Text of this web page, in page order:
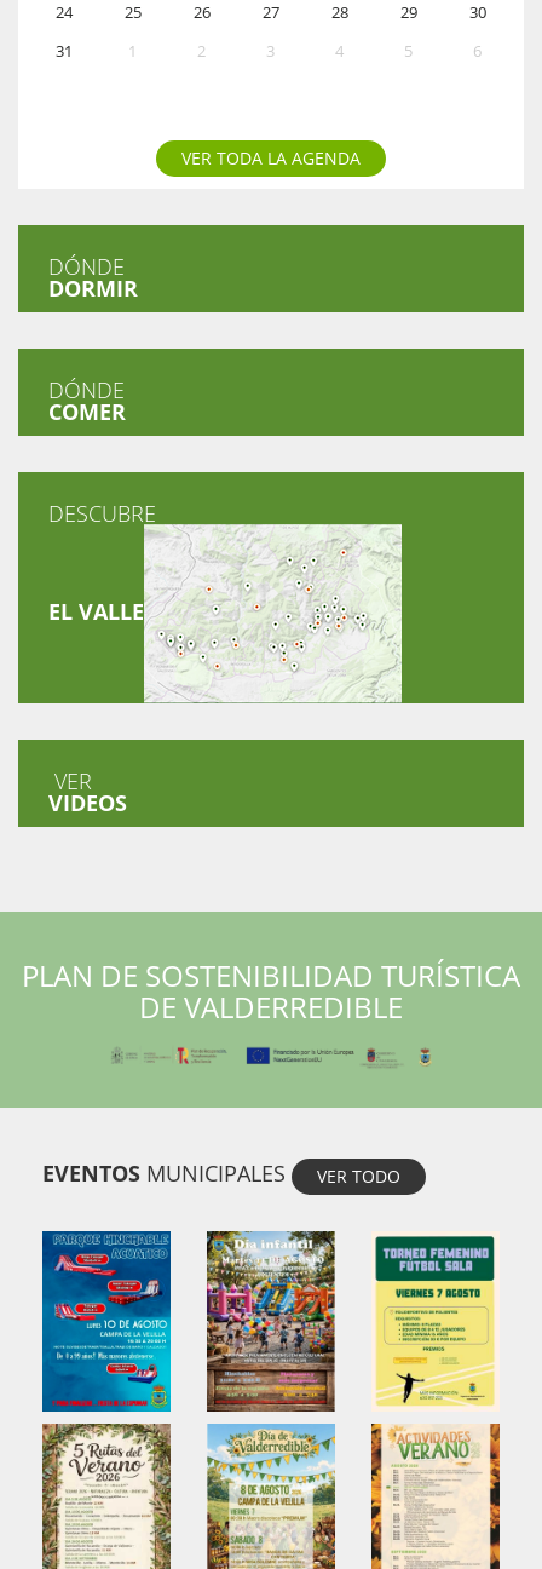
24
25 26 27 28 29
30
31
1 2 3 4 5 6
VER TODA LA AGENDA
DÓNDE
DORMIR
DÓNDE
COMER
DESCUBRE
EL VALLE
VER
VIDEOS
PLAN DE SOSTENIBILIDAD TURÍSTICA
DE VALDERREDIBLE
EVENTOS MUNICIPALES VER TODO